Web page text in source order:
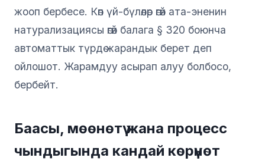
жооп бербесе. Көп үй-бүлөлөр өгөй ата-эненин
натурализациясы өгөй балага § 320 боюнча
автоматтык түрдө жарандык берет деп
ойлошот. Жарамдуу асырап алуу болбосо,
бербейт.
Баасы, мөөнөтү жана процесс
чындыгында кандай көрүнөт